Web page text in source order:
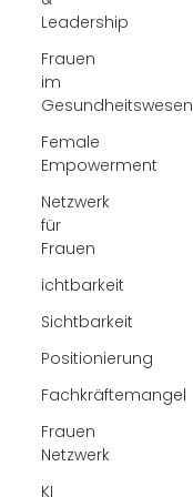
Leadership
Frauen
im
Gesundheitswesen
Female
Empowerment
Netzwerk
für
Frauen
ichtbarkeit
Sichtbarkeit
Positionierung
Fachkräftemangel
Frauen
Netzwerk
KI